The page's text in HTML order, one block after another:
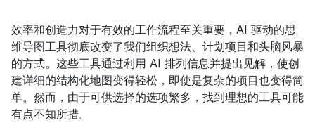
效率和创造力对于有效的工作流程至关重要，AI 驱动的思
维导图工具彻底改变了我们组织想法、计划项目和头脑风暴
的方式。这些工具通过利用 AI 排列信息并提出见解，使创
建详细的结构化地图变得轻松，即使是复杂的项目也变得简
单。然而，由于可供选择的选项繁多，找到理想的工具可能
有点不知所措。